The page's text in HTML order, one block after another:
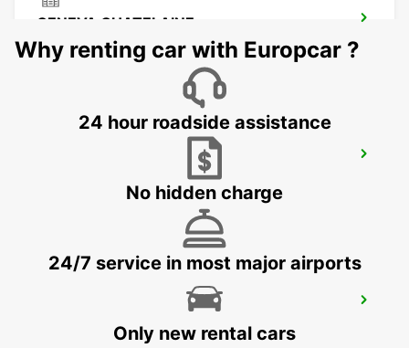
GENEVA CHATELAINE
CHATELAINE - SWITZERLAND
GENEVA AIRPORT FRENCH SIDE
FERNEY VOLTAIRE - FRANCE
GENEVA COINTRIN AIRPORT GVA SWISS
GENEVA - SWITZERLAND
Why renting car with Europcar ?
24 hour roadside assistance
No hidden charge
24/7 service in most major airports
Only new rental cars